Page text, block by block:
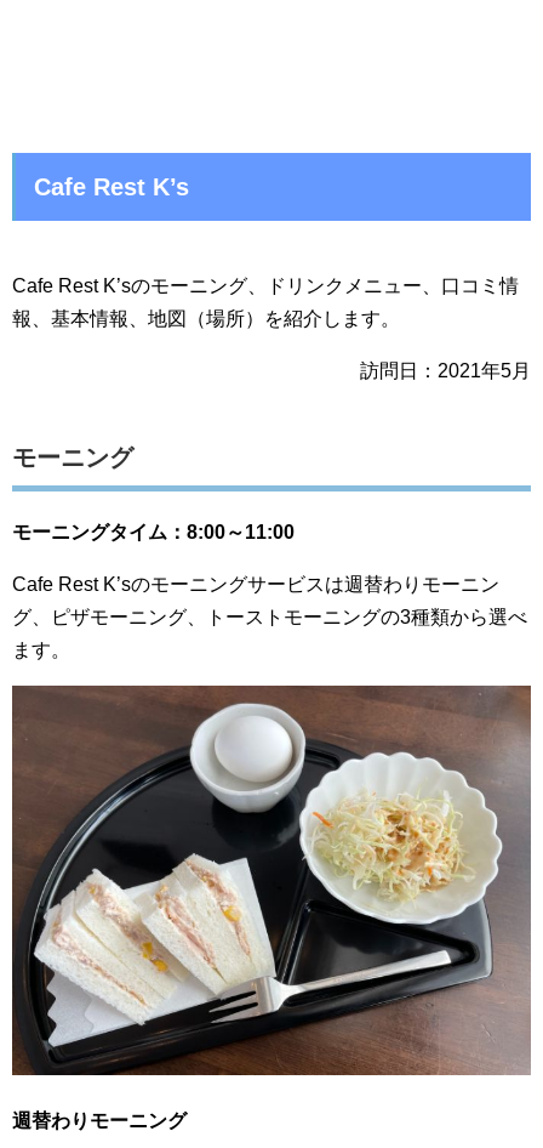
Cafe Rest K’s
Cafe Rest K’sのモーニング、ドリンクメニュー、口コミ情
報、基本情報、地図（場所）を紹介します。
訪問日：2021年5月
モーニング
モーニングタイム：8:00～11:00
Cafe Rest K’sのモーニングサービスは週替わりモーニン
グ、ピザモーニング、トーストモーニングの3種類から選べ
ます。
週替わりモーニング